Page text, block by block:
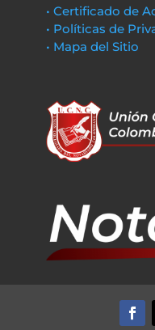
• Certificado de
• Políticas de
• Mapa del Sitio